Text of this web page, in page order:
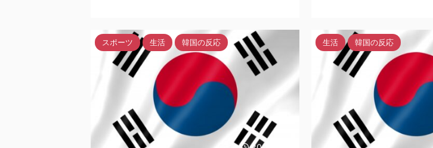
スポーツ 生活 韓国の反応 生活 韓国の反応